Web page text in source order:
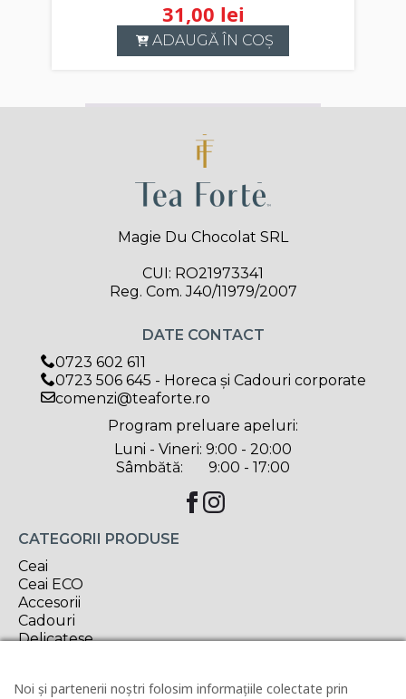
31,00 lei
ADAUGĂ ÎN COȘ
Magie Du Chocolat SRL
CUI: RO21973341
Reg. Com. J40/11979/2007
CATEGORII PRODUSE
Ceai
Ceai ECO
Accesorii
Cadouri
Delicatese
INFORMAȚII UTILE
DATE CONTACT
0723 602 611
0723 506 645 - Horeca și Cadouri corporate
comenzi@teaforte.ro
Program preluare apeluri:
Luni - Vineri: 9:00 - 20:00
Sâmbătă: 9:00 - 17:00
Noi și partenerii noștri folosim informațiile colectate prin